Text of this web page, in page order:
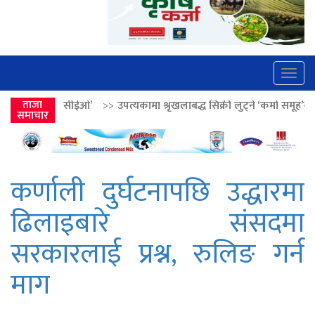
ताजा
समाचार
उपत्यकामा श्रृंखलाबद्ध सिक्री लुट्ने ‘कर्मा समूह’का नाइकेसहित पाँच पक्राउ
कर्णाली दुर्घटनापछि उद्धारमा
ढिलाइबारे संसदमा
सरकारलाई प्रश्न, रुलिङ गर्न
माग